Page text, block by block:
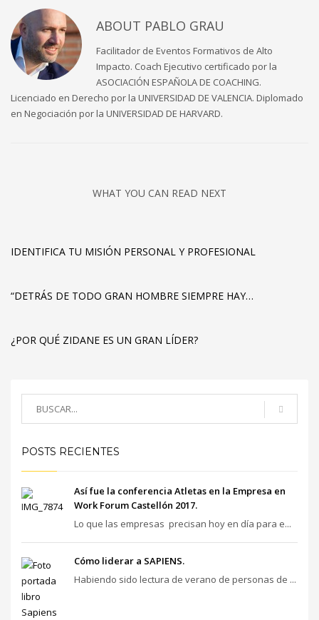
ABOUT PABLO GRAU
Facilitador de Eventos Formativos de Alto
Impacto. Coach Ejecutivo certificado por la
ASOCIACIÓN ESPAÑOLA DE COACHING.
Licenciado en Derecho por la UNIVERSIDAD DE VALENCIA. Diplomado
en Negociación por la UNIVERSIDAD DE HARVARD.
WHAT YOU CAN READ NEXT
IDENTIFICA TU MISIÓN PERSONAL Y PROFESIONAL
“DETRÁS DE TODO GRAN HOMBRE SIEMPRE HAY…
¿POR QUÉ ZIDANE ES UN GRAN LÍDER?
POSTS RECIENTES
Así fue la conferencia Atletas en la Empresa en
Work Forum Castellón 2017.
Lo que las empresas precisan hoy en día para e...
Cómo liderar a SAPIENS.
Habiendo sido lectura de verano de personas de ...